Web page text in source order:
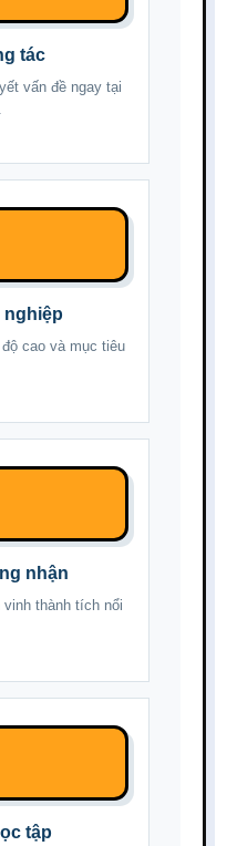
tác
vấn đề ngay tại
nghiệp
cao và mục tiêu
nhận
thành tích nổi
tập